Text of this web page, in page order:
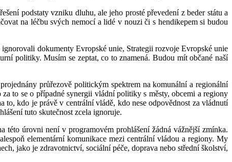
podstaty vzniku dluhu, ale jeho prosté převedení z beder státu a
na léčbu svých nemocí a lidé v nouzi či s hendikepem si budou
ignorovali dokumenty Evropské unie, Strategii rozvoje Evropské unie
politiky. Musím se zeptat, co to znamená. Budou mít občané naší
průřezově politickým spektrem na komunální a regionální
to se o případné synergii vládní politiky s městy, obcemi a regiony
kdo je právě v centrální vládě, kdo nese odpovědnost za vládnutí
tuto skutečnost zcela ignoruje.
úrovni není v programovém prohlášení žádná vážnější zmínka.
elementární komunikace mezi centrální vládou a regiony. My
jako je zdravotnictví, sociální péče, doprava nebo střední školství,